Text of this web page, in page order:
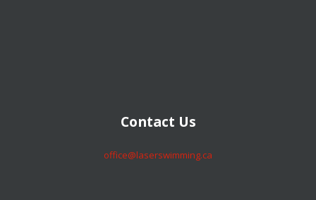
​​​​​​​Contact Us
​​​​​​​office@laserswimming.ca